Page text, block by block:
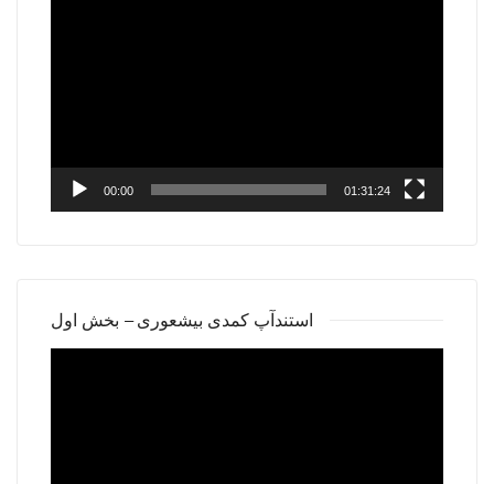
00:00 01:31:24
استندآپ کمدی بیشعوری – بخش اول